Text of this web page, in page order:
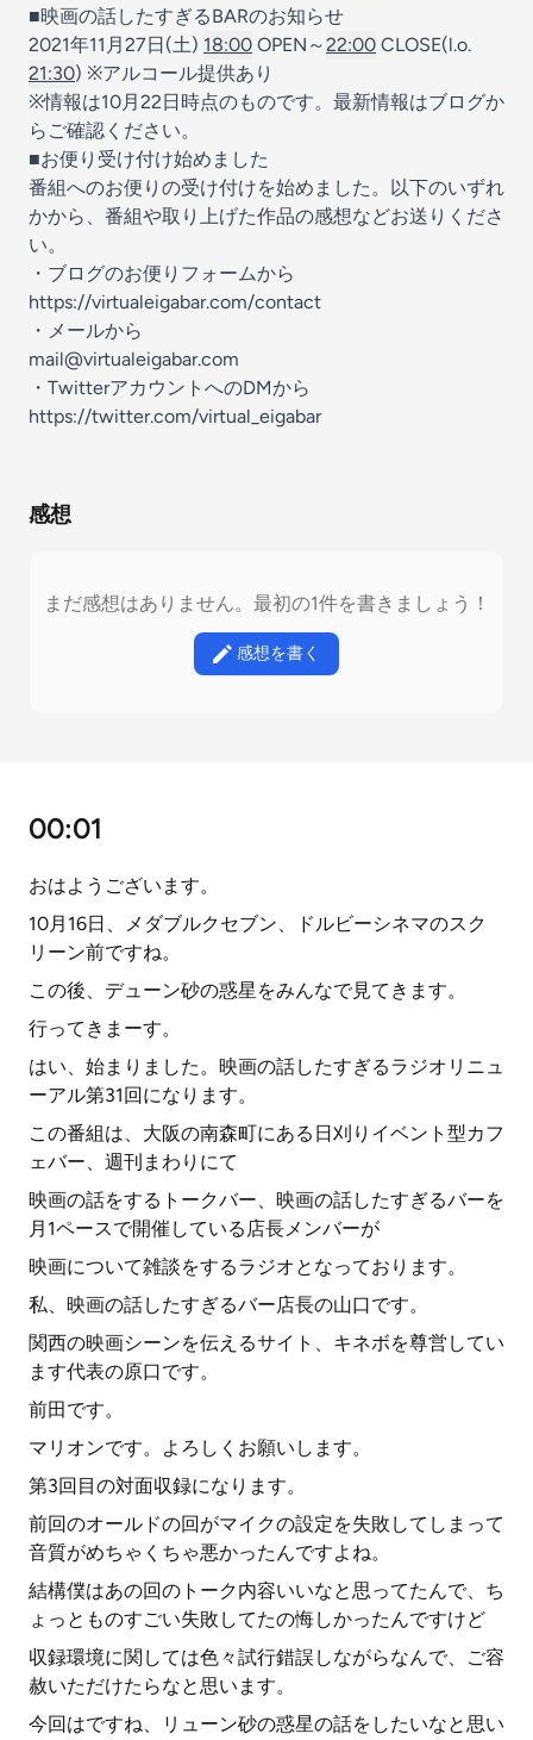
■映画の話したすぎるBARのお知らせ
2021年11月27日(土) 18:00 OPEN～22:00 CLOSE(l.o.
21:30) ※アルコール提供あり
※情報は10月22日時点のものです。最新情報はブログか
らご確認ください。
■お便り受け付け始めました
番組へのお便りの受け付けを始めました。以下のいずれ
かから、番組や取り上げた作品の感想などお送りくださ
い。
・ブログのお便りフォームから
https://virtualeigabar.com/contact
・メールから
mail@virtualeigabar.com
・TwitterアカウントへのDMから
https://twitter.com/virtual_eigabar
感想
まだ感想はありません。最初の1件を書きましょう！
感想を書く
00:01
おはようございます。
10月16日、メダブルクセブン、ドルビーシネマのスク
リーン前ですね。
この後、デューン砂の惑星をみんなで見てきます。
行ってきまーす。
はい、始まりました。映画の話したすぎるラジオリニュ
ーアル第31回になります。
この番組は、大阪の南森町にある日刈りイベント型カフ
ェバー、週刊まわりにて
映画の話をするトークバー、映画の話したすぎるバーを
月1ペースで開催している店長メンバーが
映画について雑談をするラジオとなっております。
私、映画の話したすぎるバー店長の山口です。
関西の映画シーンを伝えるサイト、キネボを尊営してい
ます代表の原口です。
前田です。
マリオンです。よろしくお願いします。
第3回目の対面収録になります。
前回のオールドの回がマイクの設定を失敗してしまって
音質がめちゃくちゃ悪かったんですよね。
結構僕はあの回のトーク内容いいなと思ってたんで、ち
ょっとものすごい失敗してたの悔しかったんですけど
収録環境に関しては色々試行錯誤しながらなんで、ご容
赦いただけたらなと思います。
今回はですね、リューン砂の惑星の話をしたいなと思い